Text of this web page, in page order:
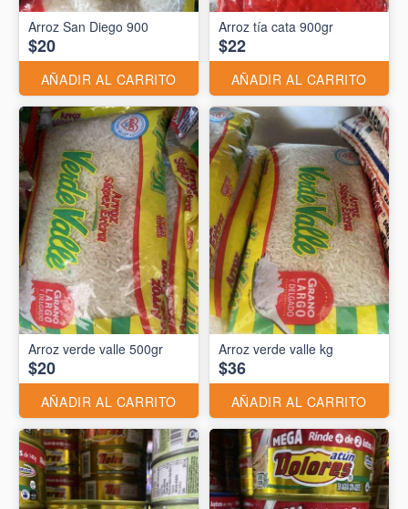
Arroz San Diego 900
$20
AÑADIR AL CARRITO
Arroz tía cata 900gr
$22
AÑADIR AL CARRITO
Arroz verde valle 500gr
$20
AÑADIR AL CARRITO
Arroz verde valle kg
$36
AÑADIR AL CARRITO